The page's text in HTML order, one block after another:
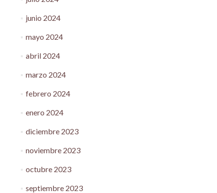
junio 2024
mayo 2024
abril 2024
marzo 2024
febrero 2024
enero 2024
diciembre 2023
noviembre 2023
octubre 2023
septiembre 2023